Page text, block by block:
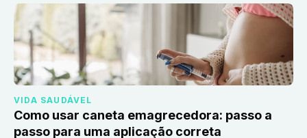
VIDA SAUDÁVEL
Como usar caneta emagrecedora: passo a
passo para uma aplicação correta